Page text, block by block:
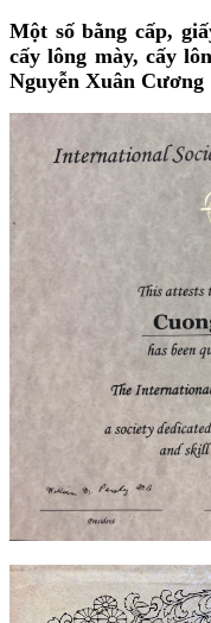
Một số bằng cấp,
cấy lông mày, cấy
Nguyễn Xuân Cương